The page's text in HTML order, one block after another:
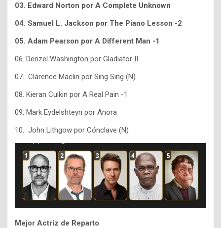
03. Edward Norton por A Complete Unknown
04. Samuel L. Jackson por The Piano Lesson -2
05. Adam Pearson por A Different Man -1
06. Denzel Washington por Gladiator II
07. Clarence Maclin por Sing Sing (N)
08. Kieran Culkin por A Real Pain -1
09. Mark Eydelshteyn por Anora
10. John Lithgow por Cónclave (N)
Mejor Actriz de Reparto